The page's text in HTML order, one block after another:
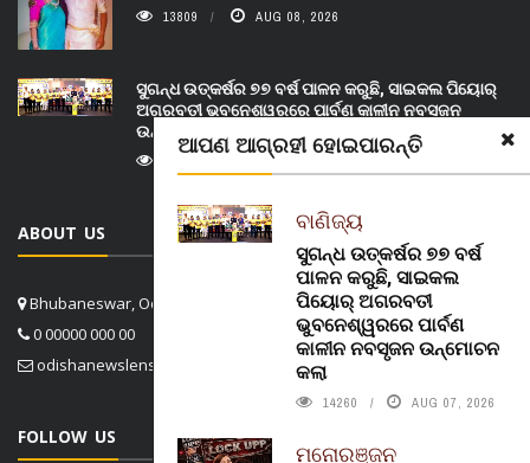
ଆପଣ ଆଗ୍ରହୀ ହୋଇପାରନ୍ତି
ବାଣିଜ୍ୟ
ସୁଗନ୍ଧ ଉତ୍କର୍ଷର ୭୭ ବର୍ଷ
ପାଳନ କରୁଛି, ସାଇକଲ
ପିୟୋର୍‌ ଅଗରବତୀ
ଭୁବନେଶ୍ୱରରେ ପାର୍ବଣ
କାଳୀନ ନବସୃଜନ ଉନ୍ମୋଚନ
କଲା
14260 AUG 07, 2026
ମନୋରଞ୍ଜନ
13809 AUG 08, 2026
ସୁଗନ୍ଧ ଉତ୍କର୍ଷର ୭୭ ବର୍ଷ ପାଳନ କରୁଛି, ସାଇକଲ ପିୟୋର୍‌
ଅଗରବତୀ ଭୁବନେଶ୍ୱରରେ ପାର୍ବଣ କାଳୀନ ନବସୃଜନ
ଉନ୍ମୋଚନ କଲା
AUG 07, 2026
ABOUT US
Bhubaneswar, Odisha, India
0 00000 000 00
odishanewslens@gmail.com
FOLLOW US